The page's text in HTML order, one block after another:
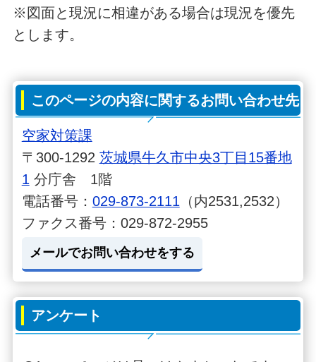
※図面と現況に相違がある場合は現況を優先
とします。
このページの内容に関するお問い合わせ先
空家対策課
〒300-1292 茨城県牛久市中央3丁目15番地
1 分庁舎 1階
電話番号： 029-873-2111 （内2531,2532）
ファクス番号：029-872-2955
メールでお問い合わせをする
アンケート